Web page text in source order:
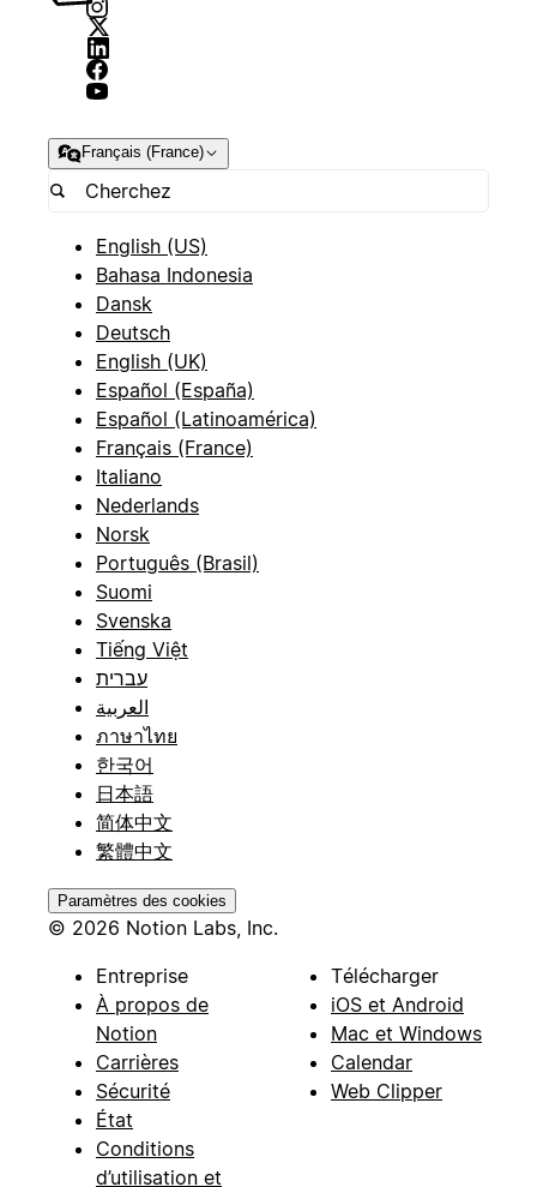
Français (France)
English (US)
Bahasa Indonesia
Dansk
Deutsch
English (UK)
Español (España)
Español (Latinoamérica)
Français (France)
Italiano
Nederlands
Norsk
Português (Brasil)
Suomi
Svenska
Tiếng Việt
עברית
العربية
ภาษาไทย
한국어
日本語
简体中文
繁體中文
Paramètres des cookies
© 2026 Notion Labs, Inc.
Entreprise
À propos de
Notion
Carrières
Sécurité
État
Conditions
d’utilisation et
Télécharger
iOS et Android
Mac et Windows
Calendar
Web Clipper